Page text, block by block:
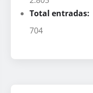
Total entradas:
704